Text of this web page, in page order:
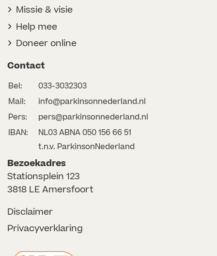
Missie & visie
Help mee
Doneer online
Contact
Bel:
033-3032303
Mail:
info@parkinsonnederland.nl
Pers:
pers@parkinsonnederland.nl
IBAN:
NL03 ABNA 050 156 66 51
t.n.v. ParkinsonNederland
Bezoekadres
Stationsplein 123
3818 LE Amersfoort
Disclaimer
Privacyverklaring